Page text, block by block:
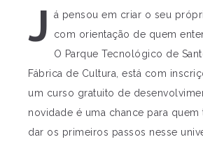
J
á pensou em criar o seu
com orientação de quem
O Parque Tecnológico de
Fábrica de Cultura, está com
um curso gratuito de
novidade é uma chance para
dar os primeiros passos nesse